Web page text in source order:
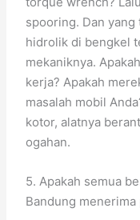
spooring. Dan
hidrolik di bengkel
mekaniknya.
kerja? Apakah
masalah mobil
kotor, alatnya
ogahan.
5. Apakah semua
Bandung